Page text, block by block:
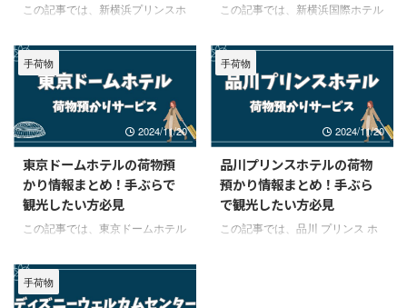
この記事では、新横浜プリンスホ
します。 『チェックイン前後に
荷物を預けて身軽に移動した
い！』という方はぜひ参考にして
みてください！ 新横浜プリンス
ホテルの荷物預かり情報まとめ
荷物預かりサービス〇料金無料
ックイン前とチェックアウト後と
もに1階のベルデスクで荷物の預
かりサービスを行っています。
新横浜プリンスホテルのアクセス
横浜市港北区新横浜3-4アクセス
【新横浜駅より徒歩2分】東海道
新幹線、JR線、横浜市営 ...
この記事では、新横浜国際ホテル
す。 『チェックイン前後に荷物
を預けて身軽に移動したい！』と
いう方はぜひ参考にしてみてくだ
さい！ 新横浜国際ホテルの荷物
預かり情報まとめ 荷物預かりサ
ービスチェックイン前／チェック
ルでは、以前は荷物の預かりサー
ビスを行っていませんでしたが、
ホテルに確認したところ、現在は
荷物預かりのサービスを行ってい
手荷物
2024/11/20
東京ドームホテルの荷物預
かり情報まとめ！手ぶらで
観光したい方必見
この記事では、東京ドームホテル
す。 『チェックイン前後に荷物
を預けて身軽に移動したい！』と
いう方はぜひ参考にしてみてくだ
手荷物
2024/11/20
品川プリンスホテルの荷物
預かり情報まとめ！手ぶら
で観光したい方必見
この記事では、品川 プリンス ホ
手荷物